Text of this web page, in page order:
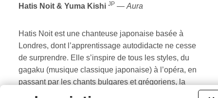
Hatis Noit & Yuma Kishi JP — Aura
Hatis Noit est une chanteuse japonaise basée à
Londres, dont l’apprentissage autodidacte ne cesse
de surprendre. Elle s’inspire de tous les styles, du
gagaku (musique classique japonaise) à l’opéra, en
passant par les chants bulgares et grégoriens, la